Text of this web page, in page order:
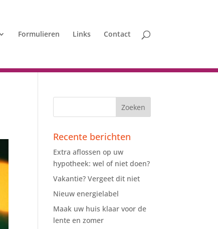
Formulieren Links Contact
Recente berichten
Extra aflossen op uw
hypotheek: wel of niet doen?
Vakantie? Vergeet dit niet
Nieuw energielabel
Maak uw huis klaar voor de
lente en zomer